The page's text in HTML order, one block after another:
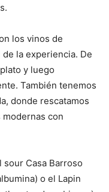
los vinos de
la experiencia. De
y luego
También tenemos
donde rescatamos
con
Casa Barroso
o el Lapin